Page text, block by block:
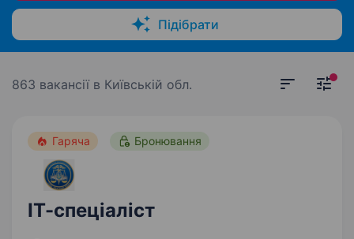
Підібрати
863 вакансії в Київській обл.
Гаряча Бронювання
ІТ-спеціаліст